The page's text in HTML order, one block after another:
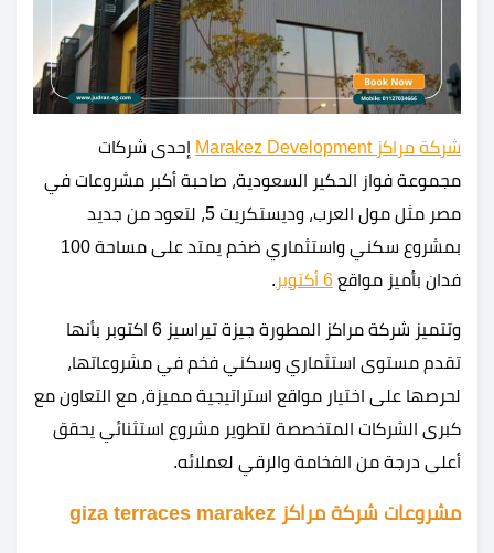
شركة مراكز Marakez Development
إحدى شركات
مجموعة فواز الحكير السعودية، صاحبة أكبر مشروعات في
مصر مثل مول العرب، وديستكريت 5، لتعود من جديد
بمشروع سكني واستثماري ضخم يمتد على مساحة 100
فدان بأميز مواقع 6 أكتوبر .
وتتميز شركة مراكز المطورة جيزة تيراسيز 6 اكتوبر بأنها
تقدم مستوى استثماري وسكني فخم في مشروعاتها،
لحرصها على اختيار مواقع استراتيجية مميزة، مع التعاون مع
كبرى الشركات المتخصصة لتطوير مشروع استثنائي يحقق
أعلى درجة من الفخامة والرقي لعملائه.
مشروعات شركة مراكز giza terraces marakez